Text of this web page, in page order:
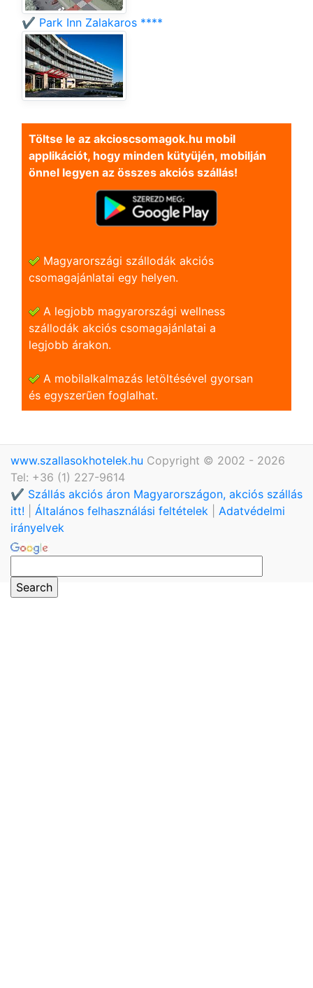
✔️ Park Inn Zalakaros ****
Töltse le az akcioscsomagok.hu mobil
applikációt, hogy minden kütyüjén, mobilján
önnel legyen az összes akciós szállás!
Magyarországi szállodák akciós
csomagajánlatai egy helyen.
A legjobb magyarországi wellness
szállodák akciós csomagajánlatai a
legjobb árakon.
A mobilalkalmazás letöltésével gyorsan
és egyszerũen foglalhat.
www.szallasokhotelek.hu Copyright © 2002 - 2026
Tel: +36 (1) 227-9614
✔️ Szállás akciós áron Magyarországon, akciós szállás
itt!
Általános felhasználási feltételek
Adatvédelmi
irányelvek